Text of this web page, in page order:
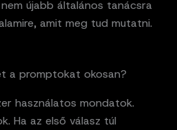
újabb általános tanácsra
amit meg tud mutatni.
a promptokat okosan?
használatos mondatok.
Ha az első válasz túl